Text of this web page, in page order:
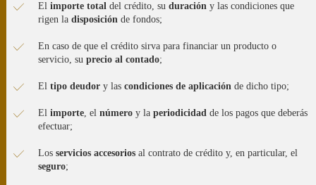
El importe total del crédito, su duración y las condiciones que
rigen la disposición de fondos;
En caso de que el crédito sirva para financiar un producto o
servicio, su precio al contado;
El tipo deudor y las condiciones de aplicación de dicho tipo;
El importe, el número y la periodicidad de los pagos que deberás
efectuar;
Los servicios accesorios al contrato de crédito y, en particular, el
seguro;